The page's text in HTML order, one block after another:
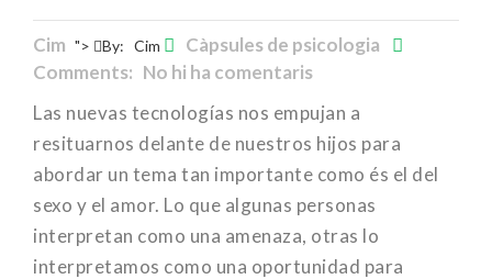
Cim "> By: Cim
Càpsules de psicologia
Comments: No hi ha comentaris
Las nuevas tecnologías nos empujan a
resituarnos delante de nuestros hijos para
abordar un tema tan importante como és el del
sexo y el amor. Lo que algunas personas
interpretan como una amenaza, otras lo
interpretamos como una oportunidad para